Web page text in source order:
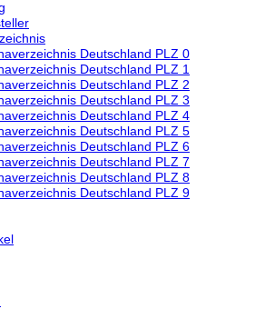
Deutschland PLZ 0
Deutschland PLZ 1
Deutschland PLZ 2
Deutschland PLZ 3
Deutschland PLZ 4
Deutschland PLZ 5
Deutschland PLZ 6
Deutschland PLZ 7
Deutschland PLZ 8
Deutschland PLZ 9